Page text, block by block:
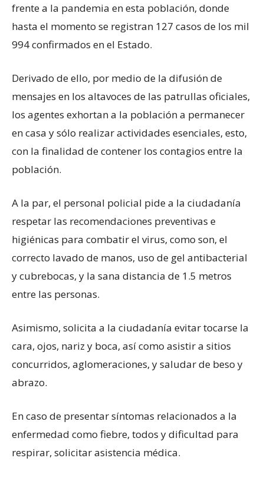
frente a la pandemia en esta población, donde
hasta el momento se registran 127 casos de los mil
994 confirmados en el Estado.
Derivado de ello, por medio de la difusión de
mensajes en los altavoces de las patrullas oficiales,
los agentes exhortan a la población a permanecer
en casa y sólo realizar actividades esenciales, esto,
con la finalidad de contener los contagios entre la
población.
A la par, el personal policial pide a la ciudadanía
respetar las recomendaciones preventivas e
higiénicas para combatir el virus, como son, el
correcto lavado de manos, uso de gel antibacterial
y cubrebocas, y la sana distancia de 1.5 metros
entre las personas.
Asimismo, solicita a la ciudadanía evitar tocarse la
cara, ojos, nariz y boca, así como asistir a sitios
concurridos, aglomeraciones, y saludar de beso y
abrazo.
En caso de presentar síntomas relacionados a la
enfermedad como fiebre, todos y dificultad para
respirar, solicitar asistencia médica.